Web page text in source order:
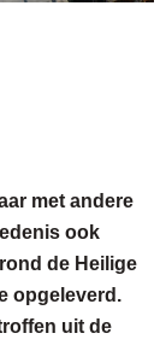
met andere
ook
de Heilige
opgeleverd.
uit de